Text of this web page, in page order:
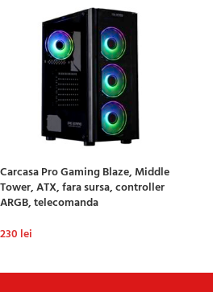
Carcasa Pro Gaming Blaze, Middle
Tower, ATX, fara sursa, controller
ARGB, telecomanda
230 lei